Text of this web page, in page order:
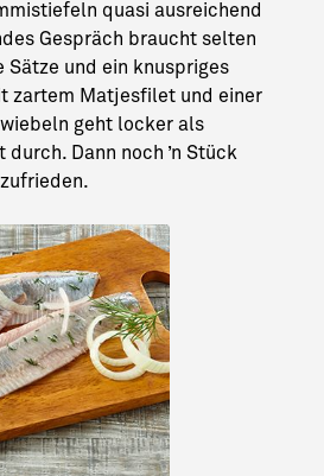
quasi ausreichend
Gespräch braucht selten
Sätze und ein knuspriges
zartem Matjesfilet und einer
geht locker als
Dann noch ’n Stück